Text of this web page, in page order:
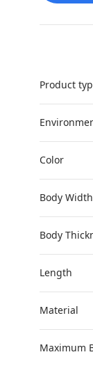
Product
Color
Body
Body
Length
Material
Maximum